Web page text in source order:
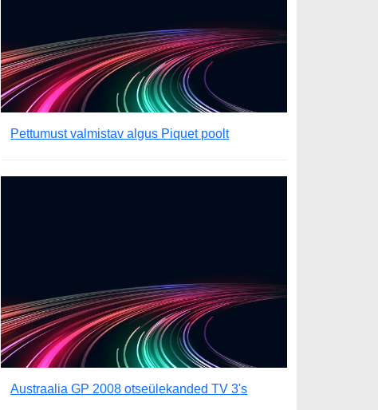
Pettumust valmistav algus Piquet poolt
Austraalia GP 2008 otseülekanded TV 3's